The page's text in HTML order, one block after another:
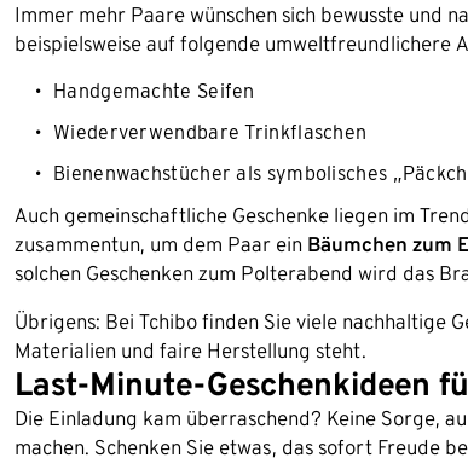
Immer mehr Paare wünschen sich bewusste und
beispielsweise auf folgende umweltfreundlichere
Handgemachte Seifen
Wiederverwendbare Trinkflaschen
Bienenwachstücher als symbolisches
Auch gemeinschaftliche Geschenke liegen im
zusammentun, um dem Paar ein Bäumchen zum
solchen Geschenken zum Polterabend wird das
Übrigens: Bei Tchibo finden Sie viele nachhaltige
Materialien und faire Herstellung steht.
Last-Minute-Geschenkideen
Die Einladung kam überraschend? Keine Sorge,
machen. Schenken Sie etwas, das sofort Freude